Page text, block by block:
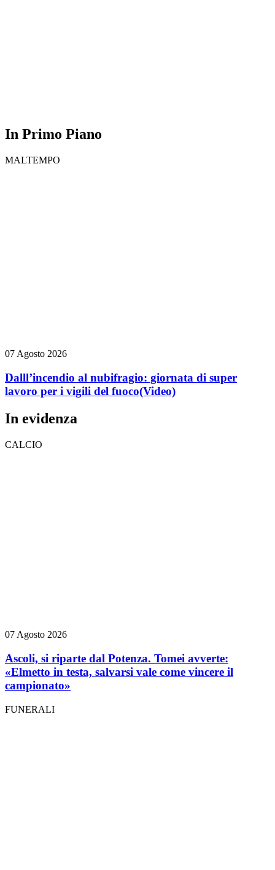
In Primo Piano
MALTEMPO
07 Agosto 2026
Dalll’incendio al nubifragio: giornata di super
lavoro per i vigili del fuoco(Video)
In evidenza
CALCIO
07 Agosto 2026
Ascoli, si riparte dal Potenza. Tomei avverte:
«Elmetto in testa, salvarsi vale come vincere il
campionato»
FUNERALI